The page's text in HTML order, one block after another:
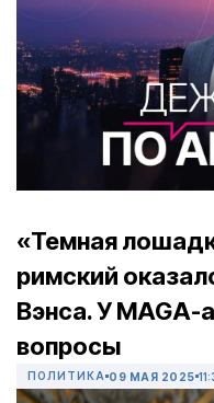
«Темная
римский
Вэнса. У MAGA-
вопросы
ПОЛИТИКА 09 МАЯ 2025